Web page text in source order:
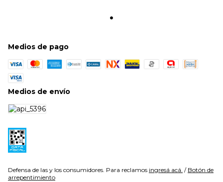
Medios de pago
Medios de envío
Defensa de las y los consumidores. Para reclamos ingresá acá. / Botón de
arrepentimiento